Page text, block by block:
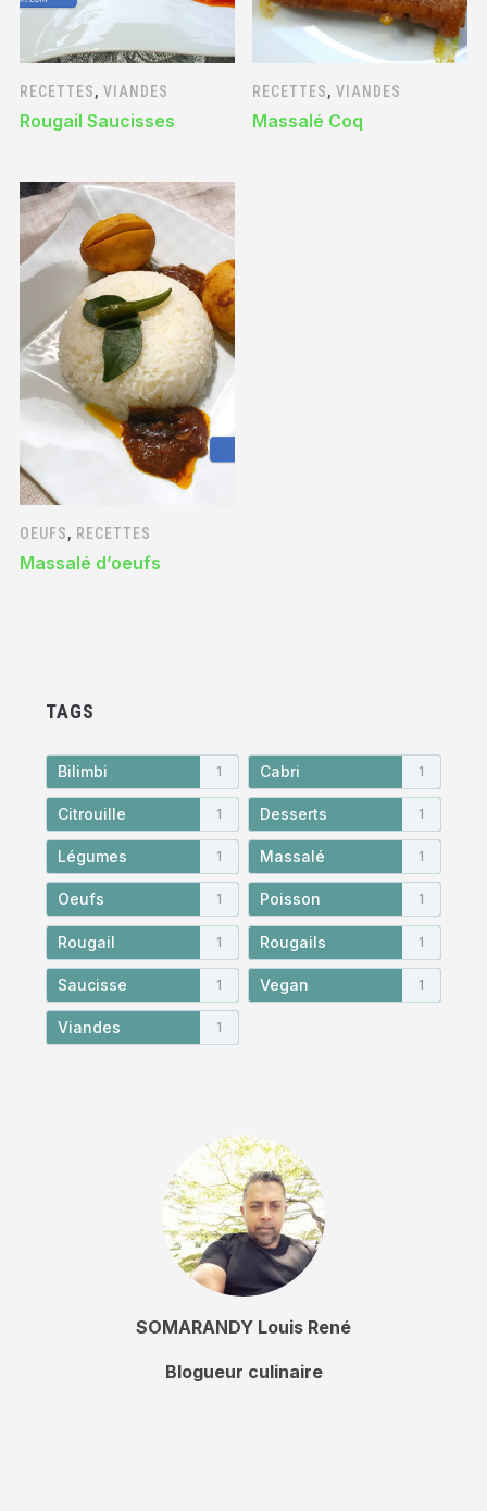
RECETTES, VIANDES
Rougail Saucisses
RECETTES,VIANDES
Massalé Coq
OEUFS, RECETTES
Massalé d’oeufs
TAGS
Bilimbi 1 Cabri 1
Citrouille 1 Desserts 1
Légumes 1 Massalé 1
Oeufs 1 Poisson 1
Rougail 1 Rougails 1
Saucisse 1 Vegan 1
Viandes 1
SOMARANDY Louis René
Blogueur culinaire